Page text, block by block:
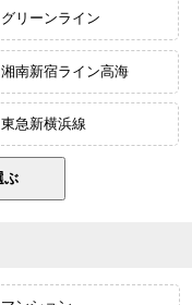
グリーンライン
湘南新宿ライン高海
東急新横浜線